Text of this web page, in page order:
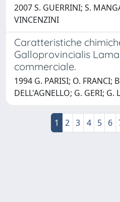
2007 S. GUERRINI; S.
VINCENZINI
Caratteristiche
Galloprovincialis
commerciale.
1994 G. PARISI; O. FRANCI;
DELL'AGNELLO; G. GERI; G.
1 2 3 4 5 6